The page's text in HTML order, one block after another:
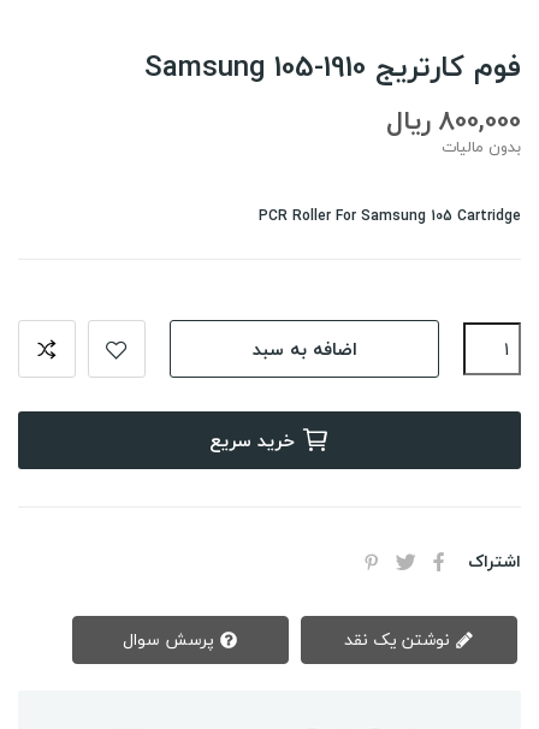
فوم کارتریج Samsung 105-1910
800,000 ریال
بدون مالیات
PCR Roller For Samsung 105 Cartridge
اضافه به سبد
خرید سریع
اشتراک